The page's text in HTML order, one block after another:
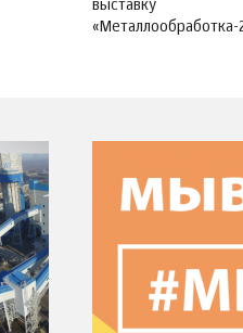
выставку
«Металлообработка-